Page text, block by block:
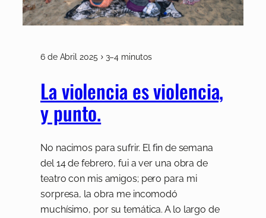
6 de Abril 2025 3–4 minutos
La violencia es violencia,
y punto.
No nacimos para sufrir. El fin de semana
del 14 de febrero, fui a ver una obra de
teatro con mis amigos; pero para mi
sorpresa, la obra me incomodó
muchísimo, por su temática. A lo largo de